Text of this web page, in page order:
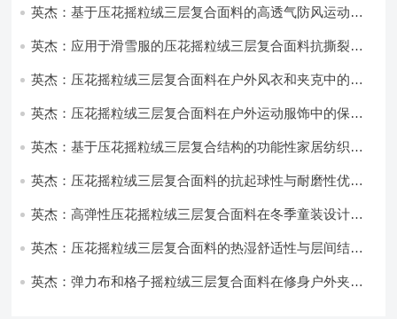
英杰：基于压花摇粒绒三层复合面料的高透气防风运动服
英杰：应用于滑雪服的压花摇粒绒三层复合面料抗撕裂与
英杰：压花摇粒绒三层复合面料在户外风衣和夹克中的应
英杰：压花摇粒绒三层复合面料在户外运动服饰中的保暖
英杰：基于压花摇粒绒三层复合结构的功能性家居纺织品
英杰：压花摇粒绒三层复合面料的抗起球性与耐磨性优化
英杰：高弹性压花摇粒绒三层复合面料在冬季童装设计中
英杰：压花摇粒绒三层复合面料的热湿舒适性与层间结合
英杰：弹力布和格子摇粒绒三层复合面料在修身户外夹克